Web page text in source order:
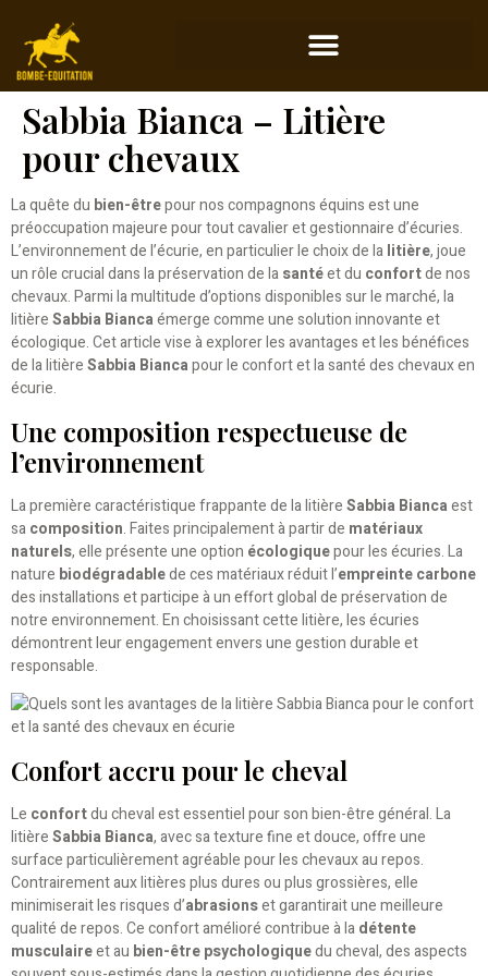
Sabbia Bianca – Litière
pour chevaux
La quête du bien-êtrepour nos compagnons équins est une
préoccupation majeure pour tout cavalier et gestionnaire d’écuries.
L’environnement de l’écurie, en particulier le choix de lalitière, joue
un rôle crucial dans la préservation de lasantéet du confortde nos
chevaux. Parmi la multitude d’options disponibles sur le marché, la
litièreSabbia Biancaémerge comme une solution innovante et
écologique. Cet article vise à explorer les avantages et les bénéfices
de la litièreSabbia Biancapour le confort et la santé des chevaux en
écurie.
Une composition respectueuse de
l’environnement
La première caractéristique frappante de la litièreSabbia Biancaest
sacomposition. Faites principalement à partir de matériaux
naturels, elle présente une option écologiquepour les écuries. La
nature biodégradablede ces matériaux réduit l’empreinte carbone
des installations et participe à un effort global de préservation de
notre environnement. En choisissant cette litière, les écuries
démontrent leur engagement envers une gestion durable et
responsable.
Confort accru pour le cheval
Le confortdu cheval est essentiel pour son bien-être général. La
litièreSabbia Bianca, avec sa texture fine et douce, offre une
surface particulièrement agréable pour les chevaux au repos.
Contrairement aux litières plus dures ou plus grossières, elle
minimiserait les risques d’abrasionset garantirait une meilleure
qualité de repos. Ce confort amélioré contribue à ladétente
musculaireet au bien-être psychologiquedu cheval, des aspects